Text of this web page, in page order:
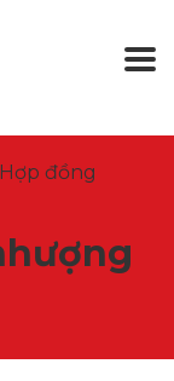
Hợp đồng